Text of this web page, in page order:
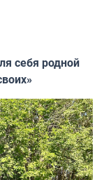
себя родной